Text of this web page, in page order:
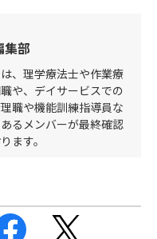
部
、理学療法士や作業療
や、デイサービスでの
職や機能訓練指導員な
るメンバーが最終確認
ます。